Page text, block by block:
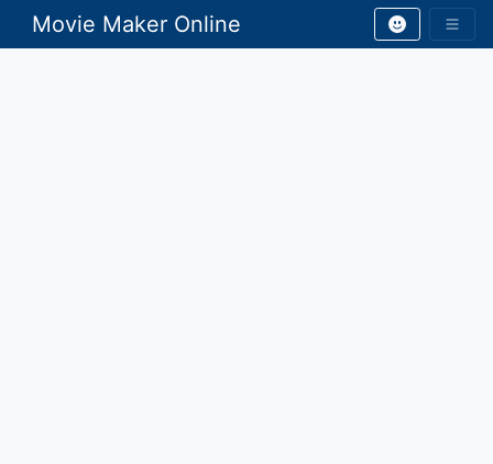
Movie Maker Online